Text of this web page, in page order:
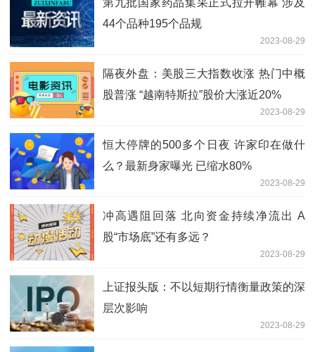
第九批国家药品集采正式拉开帷幕 涉及
44个品种195个品规
2023-08-29
隔夜外盘：美股三大指数收涨 热门中概
股普涨 “越南特斯拉”股价大涨近20%
2023-08-29
恒大停牌的500多个日夜 许家印在做什
么？最新身家曝光 已缩水80%
2023-08-29
冲高遇阻回落 北向资金持续净流出 A
股“市场底”还有多远？
2023-08-29
上证报头版：不以短期行情衡量政策的深
层次影响
2023-08-29